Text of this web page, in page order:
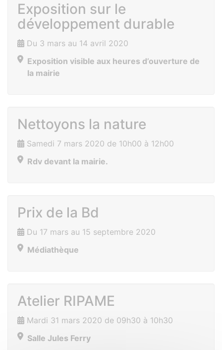
Exposition sur le
développement durable
Du 3 mars au 14 avril 2020
Exposition visible aux heures d’ouverture de
la mairie
Nettoyons la nature
Samedi 7 mars 2020 de 10h00 à 12h00
Rdv devant la mairie.
Prix de la Bd
Du 17 mars au 15 septembre 2020
Médiathèque
Atelier RIPAME
Mardi 31 mars 2020 de 09h30 à 10h30
Salle Jules Ferry